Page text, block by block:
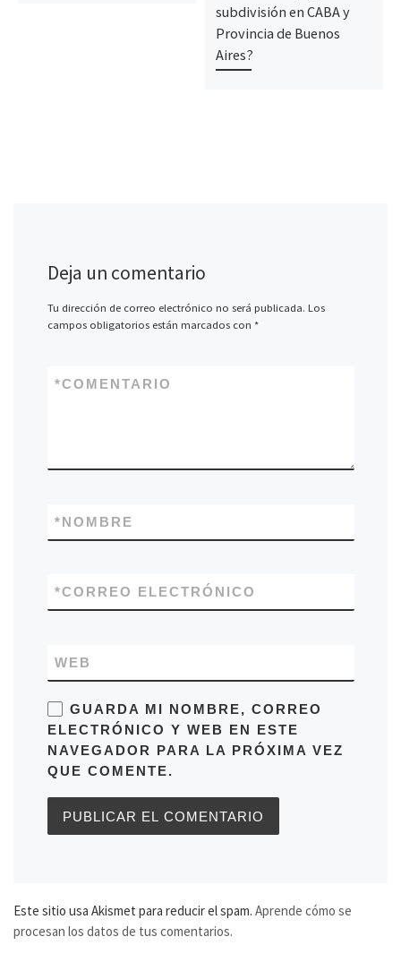
subdivisión en CABA y
Provincia de Buenos
Aires?
Deja un comentario
Tu dirección de correo electrónico no será publicada. Los
campos obligatorios están marcados con *
COMENTARIO
*
NOMBRE
*
CORREO ELECTRÓNICO
*
WEB
GUARDA MI NOMBRE, CORREO
ELECTRÓNICO Y WEB EN ESTE
NAVEGADOR PARA LA PRÓXIMA VEZ
QUE COMENTE.
Este sitio usa Akismet para reducir el spam. Aprende cómo se
procesan los datos de tus comentarios.